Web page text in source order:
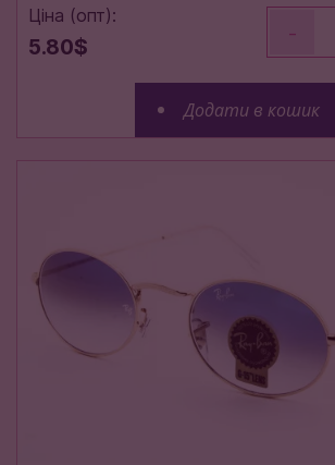
Ціна (опт):
5.80$
-
Додати в кошик